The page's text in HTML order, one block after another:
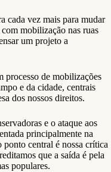
cada vez mais para mudar
mobilização nas ruas
um projeto a
processo de mobilizações
e da cidade, centrais
dos nossos direitos.
e o ataque aos
principalmente na
central é nossa crítica
que a saída é pela
populares.